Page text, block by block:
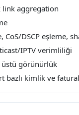
link aggregation
CoS/DSCP eşleme,
IPTV verimliliği
görünürlük
kimlik ve